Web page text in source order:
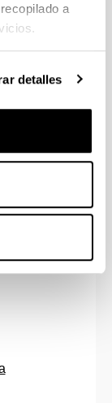
a
detalles
Asociadas